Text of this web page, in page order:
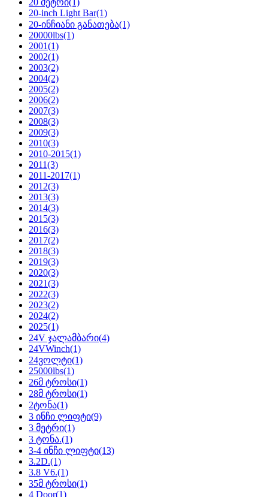
20 მეტრი(1)
20-inch Light Bar(1)
20-ინჩიანი განათება(1)
20000lbs(1)
2001(1)
2002(1)
2003(2)
2004(2)
2005(2)
2006(2)
2007(3)
2008(3)
2009(3)
2010(3)
2010-2015(1)
2011(3)
2011-2017(1)
2012(3)
2013(3)
2014(3)
2015(3)
2016(3)
2017(2)
2018(3)
2019(3)
2020(3)
2021(3)
2022(3)
2023(2)
2024(2)
2025(1)
24V ჯალამბარი(4)
24VWinch(1)
24ვოლტი(1)
25000lbs(1)
26მ ტროსი(1)
28მ ტროსი(1)
2ტონა(1)
3 ინჩი ლიფტი(9)
3 მეტრი(1)
3 ტონა.(1)
3-4 ინჩი ლიფტი(13)
3.2D.(1)
3.8 V6.(1)
35მ ტროსი(1)
4 Door(1)